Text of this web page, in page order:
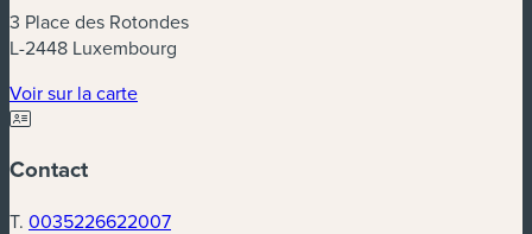
3 Place des Rotondes
L-2448 Luxembourg
Voir sur la carte
Contact
T. 0035226622007